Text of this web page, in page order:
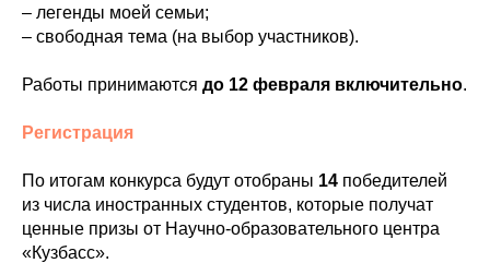
– ⁠легенды моей семьи;
– свободная тема (на выбор участников).
Работы принимаются до 12 февраля включительно.
Регистрация
По итогам конкурса будут отобраны 14 победителей
из числа иностранных студентов, которые получат
ценные призы от Научно-образовательного центра
«Кузбасс».